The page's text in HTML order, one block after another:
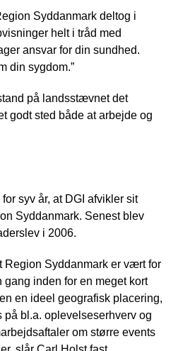
Syddanmark deltog i
helt i tråd med
ansvar for din sundhed.
din sygdom.”
på landsstævnet det
godt sted både at arbejde og
syv år, at DGI afvikler sit
Syddanmark. Senest blev
i 2006.
Region Syddanmark er vært for
inden for en meget kort
en ideel geografisk placering,
bl.a. oplevelseserhverv og
om større events